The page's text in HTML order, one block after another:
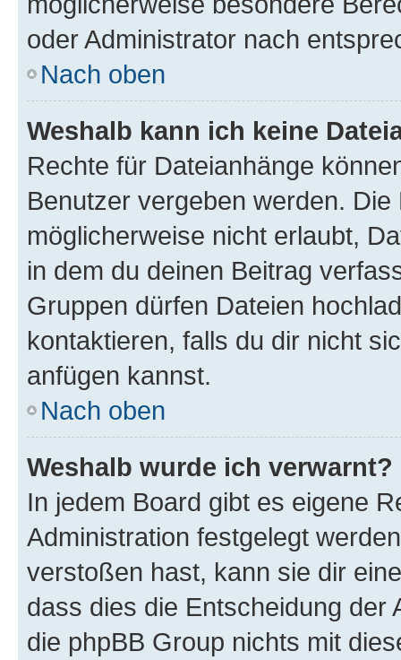
oder Administrator nach
Nach oben
Weshalb kann ich keine
Rechte für Dateianhänge
Benutzer vergeben werden.
möglicherweise nicht erlaubt,
in dem du deinen Beitrag
Gruppen dürfen Dateien
kontaktieren, falls du dir nicht
anfügen kannst.
Nach oben
Weshalb wurde ich verwarnt?
In jedem Board gibt es eigene
Administration festgelegt
verstoßen hast, kann sie dir
dass dies die Entscheidung der
die phpBB Group nichts mit